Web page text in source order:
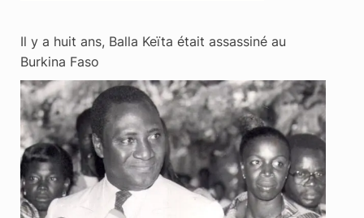
Il y a huit ans, Balla Keïta était assassiné au
Burkina Faso